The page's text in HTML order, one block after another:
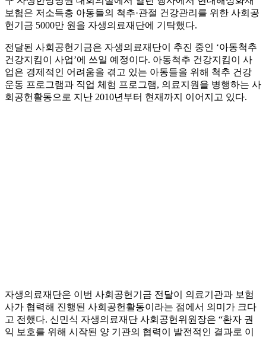
보험은 저소득층 아동들의 척추·관절 건강관리를 위한 사회공
헌기금 5000만 원을 자생의료재단에 기탁했다.
전달된 사회공헌기금은 자생의료재단이 추진 중인 ‘아동척추
건강지킴이 사업’에 쓰일 예정이다. 아동척추 건강지킴이 사
업은 경제적인 어려움을 겪고 있는 아동들을 위해 척추 건강
운동 프로그램과 직업 체험 프로그램, 의료지원을 병행하는 사
회공헌활동으로 지난 2010년부터 현재까지 이어지고 있다.
자생의료재단은 이번 사회공헌기금 전달이 의료기관과 보험
사가 협력해 진행된 사회공헌활동이라는 점에서 의미가 크다
고 전했다. 신민식 자생의료재단 사회공헌위원장은 “환자 권
익 보호를 위해 시작된 양 기관의 협력이 발전적인 결과로 이